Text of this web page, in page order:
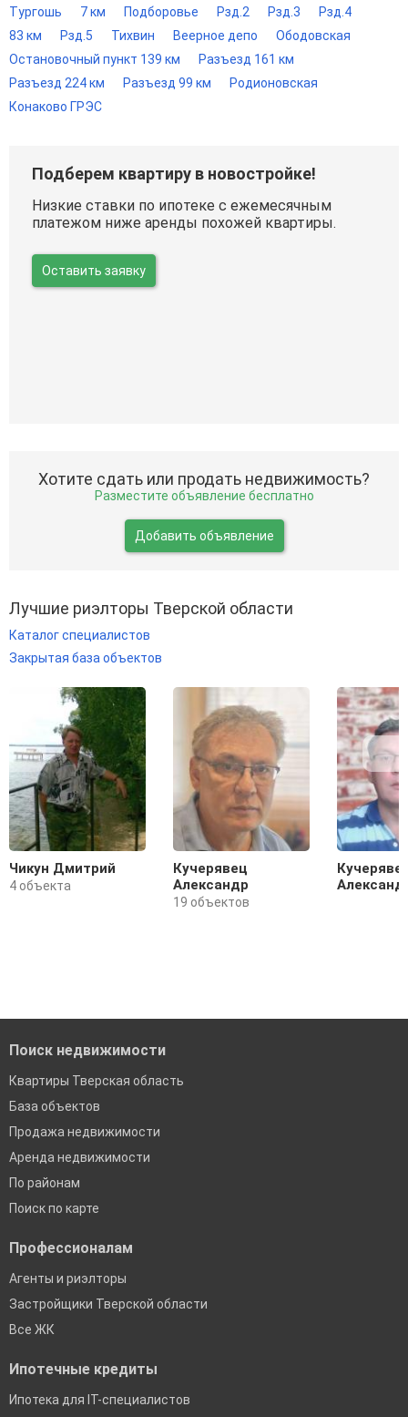
Тургошь 7 км Подборовье Рзд.2 Рзд.3
Рзд.4
83 км
Рзд.5 Тихвин Веерное депо
Ободовская
Остановочный пункт 139 км
Разъезд 161 км
Разъезд 224 км
Разъезд 99 км
Родионовская
Конаково ГРЭС
Подберем квартиру в новостройке!
Низкие ставки по ипотеке с ежемесячным
платежом ниже аренды похожей квартиры.
Оставить заявку
Хотите сдать или продать недвижимость?
Разместите объявление бесплатно
Добавить объявление
Лучшие риэлторы Тверской области
Каталог специалистов
Закрытая база объектов
Чикун Дмитрий
4 объекта
Кучерявец
Александр
19 объектов
Поиск недвижимости
Квартиры Тверская область
База объектов
Продажа недвижимости
Аренда недвижимости
По районам
Поиск по карте
Профессионалам
Агенты и риэлторы
Застройщики Тверской области
Все ЖК
Ипотечные кредиты
Ипотека для IT-специалистов